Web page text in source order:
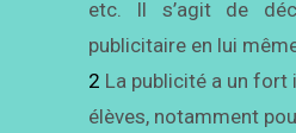
etc. Il s’agit de
publicitaire en lui
2 La publicité a un fort
élèves, notamment